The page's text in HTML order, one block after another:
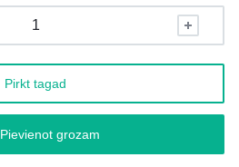
Pievienot grozam
Pirkt tagad